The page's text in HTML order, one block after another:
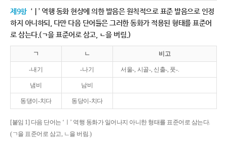
제9항 ‘ㅣ’ 역행 동화 현상에 의한 발음은 원칙적으로 표준 발음으로 인정
하지 아니하되, 다만 다음 단어들은 그러한 동화가 적용된 형태를 표준어
로 삼는다.(ㄱ을 표준어로 삼고, ㄴ을 버림.)
ㄱ ㄴ 비고
-내기 -나기 서울-, 시골-, 신출-, 풋-.
냄비 남비
동댕이-치다 동당이-치다
[붙임 1] 다음 단어는 ‘ㅣ’ 역행 동화가 일어나지 아니한 형태를 표준어로 삼는다.
(ㄱ을 표준어로 삼고, ㄴ을 버림.)